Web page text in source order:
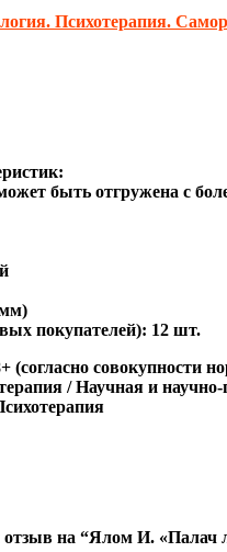
Психотерапия.
быть отгружена c
покупателей): 12 шт.
(согласно совокупности
/ Научная и
на “Ялом И. «Палач